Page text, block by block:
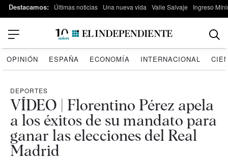
Destacamos: Últimas noticias Una nueva vida Valle Salvaje Ingreso
OPINIÓN ESPAÑA ECONOMÍA INTERNACIONAL
DEPORTES
VÍDEO | Florentino Pérez apela
a los éxitos de su mandato para
ganar las elecciones del Real
Madrid